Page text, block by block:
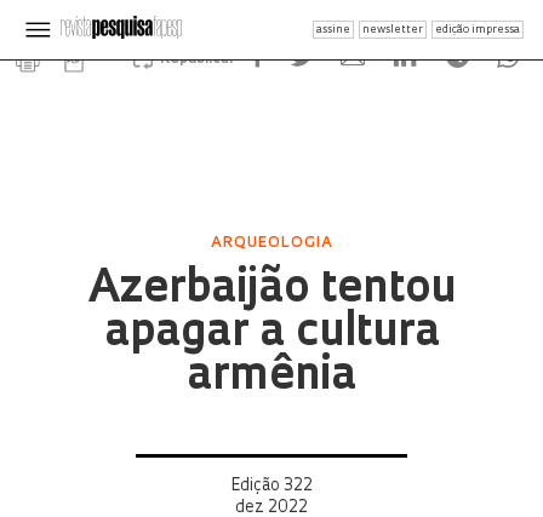
assine newsletter edição impressa
Republicar
ARQUEOLOGIA
Azerbaijão tentou
apagar a cultura
armênia
Edição 322
dez 2022